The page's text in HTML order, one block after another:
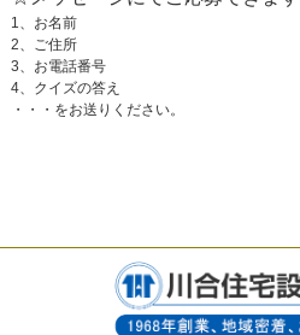
1、お名前
2、ご住所
3、お電話番号
4、クイズの答え
・・・をお送りください。